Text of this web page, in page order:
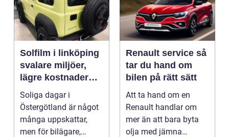
Solfilm i linköping
svalare miljöer,
lägre kostnader
och bättre komfort
Soliga dagar i
Östergötland är något
många uppskattar,
men för bilägare,
Renault service så
tar du hand om
bilen på rätt sätt
Att ta hand om en
Renault handlar om
mer än att bara byta
olja med jämna